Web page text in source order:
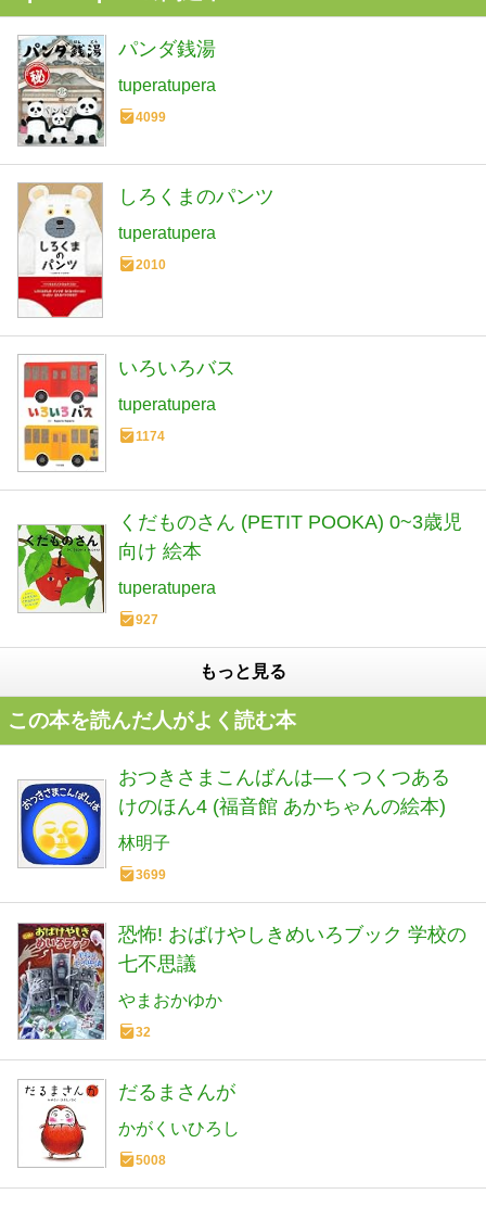
パンダ銭湯
tuperatupera
4099
しろくまのパンツ
tuperatupera
2010
いろいろバス
tuperatupera
1174
くだものさん (PETIT POOKA) 0~3歳児
向け 絵本
tuperatupera
927
もっと見る
この本を読んだ人がよく読む本
おつきさまこんばんは―くつくつある
けのほん4 (福音館 あかちゃんの絵本)
林明子
3699
恐怖! おばけやしきめいろブック 学校の
七不思議
やまおかゆか
32
だるまさんが
かがくいひろし
5008